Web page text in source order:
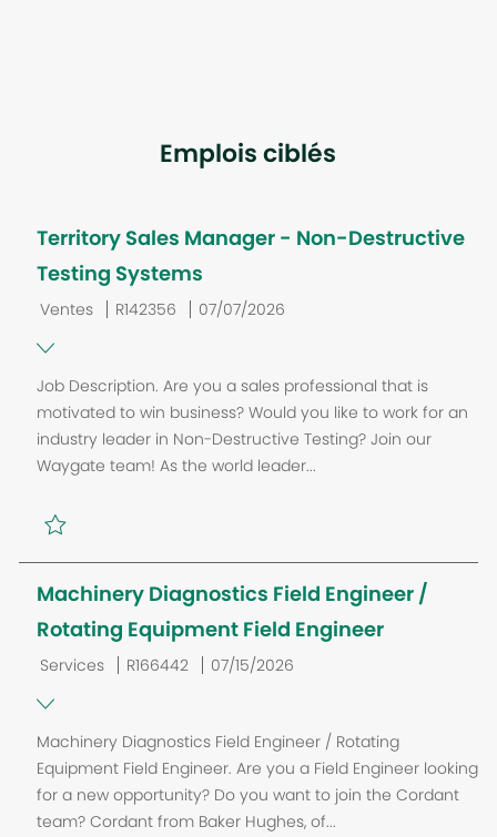
Emplois ciblés
Territory Sales Manager - Non-Destructive
Testing Systems
C
é
g
o
r
e
Ventes
J
I
D
R142356
P
t
e
d
D
07/07/2026
Job Description. Are you a sales professional that is
motivated to win business? Would you like to work for an
industry leader in Non-Destructive Testing? Join our
Waygate team! As the world leader...
Machinery Diagnostics Field Engineer /
Rotating Equipment Field Engineer
C
é
g
o
r
Services
J
I
D
R166442
P
t
e
d
D
07/15/2026
Machinery Diagnostics Field Engineer / Rotating
Equipment Field Engineer. Are you a Field Engineer looking
for a new opportunity? Do you want to join the Cordant
team? Cordant from Baker Hughes, of...